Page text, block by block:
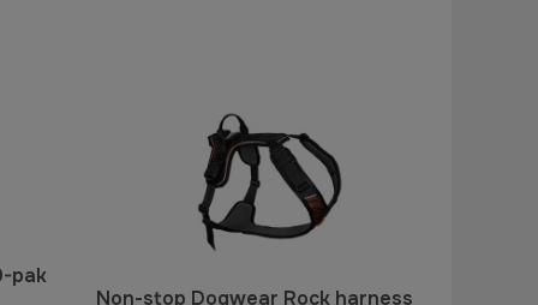
pak
Non-stop Dogwear Rock harness